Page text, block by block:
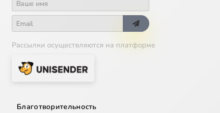
Рассылки осуществляются на платформе
Благотворительность